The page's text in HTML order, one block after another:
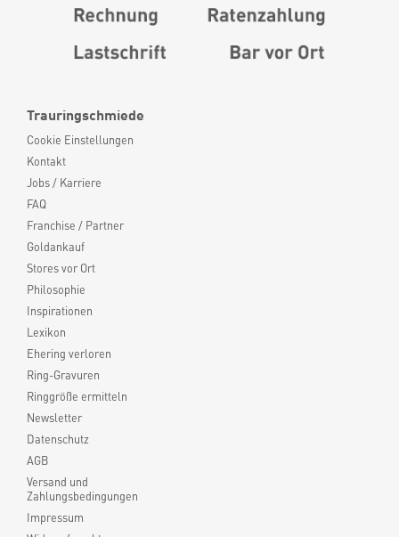
Trauringschmiede
Cookie Einstellungen
Kontakt
Jobs / Karriere
FAQ
Franchise / Partner
Goldankauf
Stores vor Ort
Philosophie
Inspirationen
Lexikon
Ehering verloren
Ring-Gravuren
Ringgröße ermitteln
Newsletter
Datenschutz
AGB
Versand und
Zahlungsbedingungen
Impressum